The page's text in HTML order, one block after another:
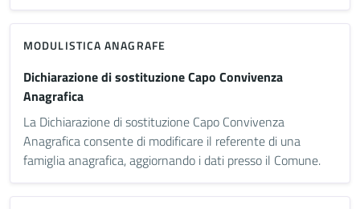
MODULISTICA ANAGRAFE
Dichiarazione di sostituzione Capo Convivenza
Anagrafica
La Dichiarazione di sostituzione Capo Convivenza
Anagrafica consente di modificare il referente di una
famiglia anagrafica, aggiornando i dati presso il Comune.